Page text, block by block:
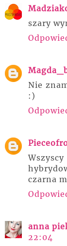
szary
Nie
:)
czarna
anna
22:04